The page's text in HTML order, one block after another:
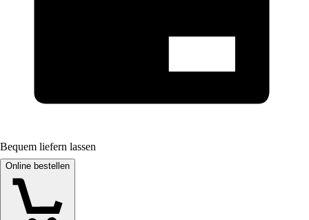
Bequem liefern lassen
Online bestellen